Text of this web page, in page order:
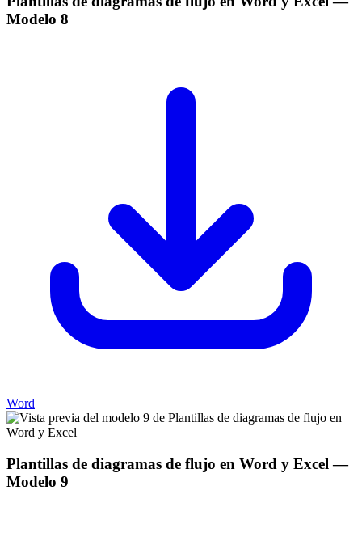
Modelo 8
Word
Plantillas de diagramas de flujo en Word y Excel —
Modelo 9